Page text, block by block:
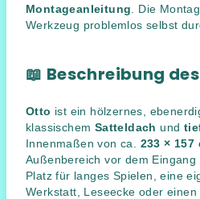
Montageanleitung . Die
Werkzeug problemlos selbst
📖 Beschreibung
Otto ist ein hölzernes,
klassischem Satteldach und
Innenmaßen von ca. 233 × 157
Außenbereich vor dem
Platz für langes Spielen, eine
Werkstatt, Leseecke oder einen